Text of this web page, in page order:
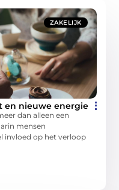
ZAKELIJK
en nieuwe energie
dan alleen een
mensen
invloed op het verloop